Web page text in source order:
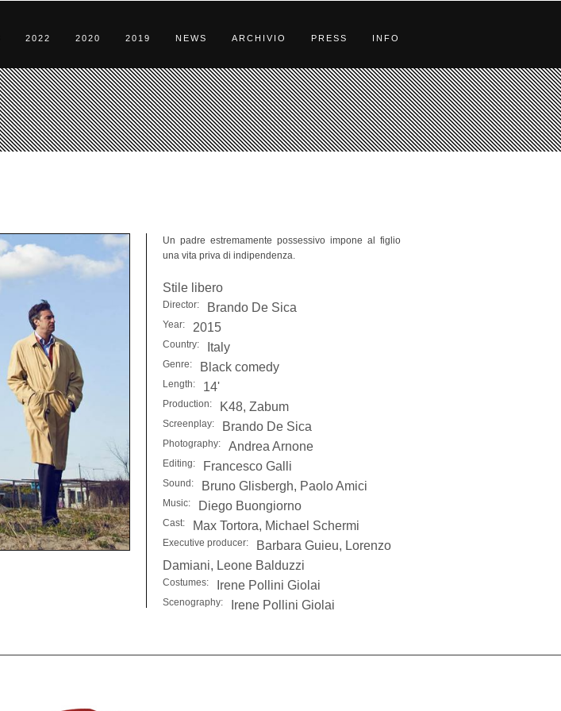
2022 2020 2019 NEWS ARCHIVIO PRESS INFO
Un padre estremamente possessivo impone al figlio
una vita priva di indipendenza.
Stile libero
Director: Brando De Sica
Year: 2015
Country: Italy
Genre: Black comedy
Length: 14'
Production: K48, Zabum
Screenplay: Brando De Sica
Photography: Andrea Arnone
Editing: Francesco Galli
Sound: Bruno Glisbergh, Paolo Amici
Music: Diego Buongiorno
Cast: Max Tortora, Michael Schermi
Executive producer:
Barbara Guieu, Lorenzo
Damiani, Leone Balduzzi
Costumes: Irene Pollini Giolai
Scenography: Irene Pollini Giolai